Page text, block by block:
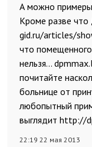
А можно
Кроме разве
gid.ru/articles/
что
нельзя…
почитайте
больнице от
любопытный
выглядит http://
22:19 22 мая 2013